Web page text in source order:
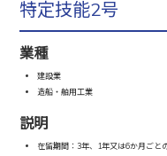
特定技能2号
業種
建設業
造船・舶用工業
説明
在留期間：3年、1年又は6か月ごと